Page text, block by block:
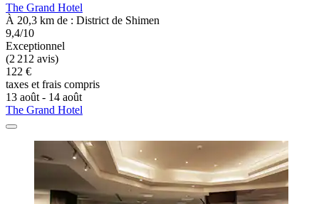
The Grand Hotel
À 20,3 km de : District de Shimen
9,4/10
Exceptionnel
(2 212 avis)
122 €
taxes et frais compris
13 août - 14 août
The Grand Hotel